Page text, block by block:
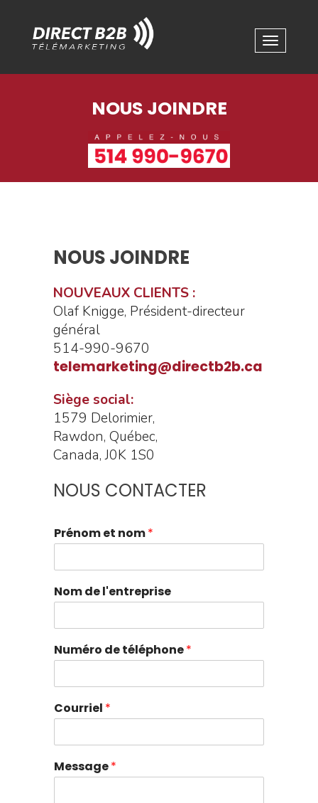
NOUS JOINDRE
NOUS JOINDRE
NOUVEAUX CLIENTS :
Olaf Knigge, Président-directeur
général
514-990-9670
telemarketing@directb2b.ca
Siège social:
1579 Delorimier,
Rawdon, Québec,
Canada, J0K 1S0
NOUS CONTACTER
Prénom et nom*
Nom de l'entreprise
Numéro de téléphone*
Courriel *
Message*